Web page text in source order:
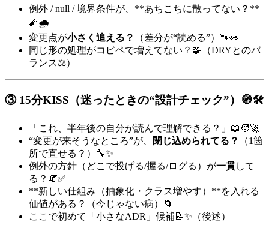
例外 / null / 境界条件が、**あちこちに散ってない？**
🧨🌧️
変更点が小さく追える？
（差分が“読める”）🐾👀
同じ形の処理がコピペで増えてない？🧩（DRYとのバ
ランス⚖️）
③ 15分KISS（迷ったときの“設計チェック”）🧭🛠️
「これ、半年後の自分が読んで理解できる？」📖🧑‍🚀
“変更が来そうなところ”が、
閉じ込められてる？
（1箇
所で直せる？）🔧✨
例外の方針（どこで投げる/握る/ログる）が一貫して
る？🧯✅
**新しい仕組み（抽象化・クラス増やす）**を入れる
価値がある？（今じゃない病）🌀
ここで初めて「小さなADR」候補📝✨（後述）